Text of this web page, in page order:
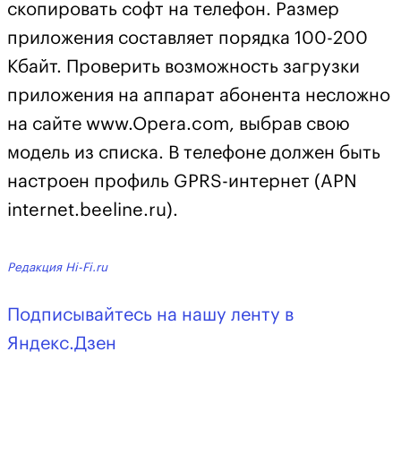
скопировать софт на телефон. Размер
приложения составляет порядка 100-200
Кбайт. Проверить возможность загрузки
приложения на аппарат абонента несложно
на сайте www.Opera.com, выбрав свою
модель из списка. В телефоне должен быть
настроен профиль GPRS-интернет (APN
internet.beeline.ru).
Редакция Hi-Fi.ru
Подписывайтесь на нашу ленту в
Яндекс.Дзен